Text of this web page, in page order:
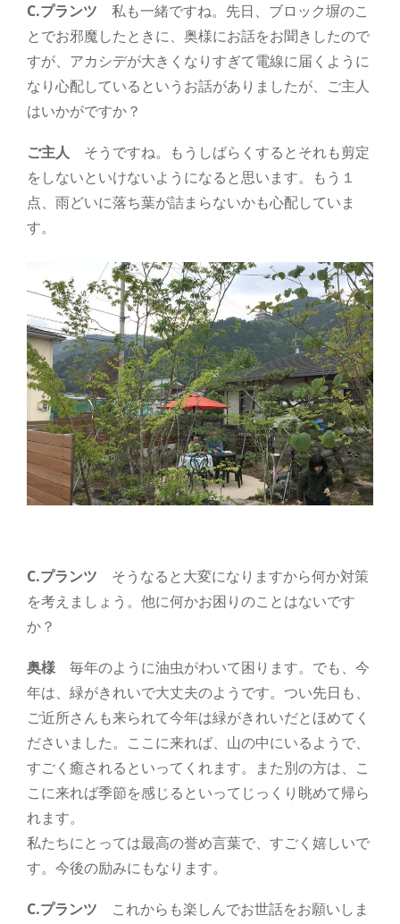
C.プランツ 私も一緒ですね。先日、ブロック塀のこ
とでお邪魔したときに、奥様にお話をお聞きしたので
すが、アカシデが大きくなりすぎて電線に届くように
なり心配しているというお話がありましたが、ご主人
はいかがですか？
ご主人 そうですね。もうしばらくするとそれも剪定
をしないといけないようになると思います。もう１
点、雨どいに落ち葉が詰まらないかも心配していま
す。
C.プランツ そうなると大変になりますから何か対策
を考えましょう。他に何かお困りのことはないです
か？
奥様 毎年のように油虫がわいて困ります。でも、今
年は、緑がきれいで大丈夫のようです。つい先日も、
ご近所さんも来られて今年は緑がきれいだとほめてく
ださいました。ここに来れば、山の中にいるようで、
すごく癒されるといってくれます。また別の方は、こ
こに来れば季節を感じるといってじっくり眺めて帰ら
れます。
私たちにとっては最高の誉め言葉で、すごく嬉しいで
す。今後の励みにもなります。
C.プランツ これからも楽しんでお世話をお願いしま